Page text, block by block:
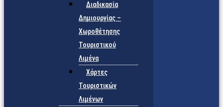
Διαδικασία
Δημιουργίας –
Χωροθέτησης
Τουριστικού
Λιμένα
Χάρτες
Τουριστικών
Λιμένων